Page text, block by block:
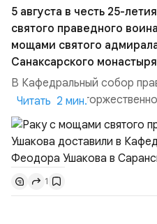
5 августа в честь 25-
святого праведного
мощами святого
Санаксарского
В Кафедральный собор
Ушакова раку
участвовавшие в
воина Феодора Ушакова 25
Владимир Прокофьевич
Балтийским флотом ВМФ
гг.);Адмирал Владимир
командующий
Читать 2 мин.
1